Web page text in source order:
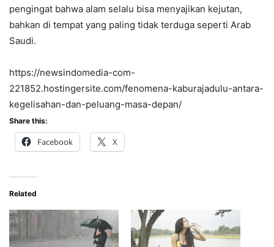
pengingat bahwa alam selalu bisa menyajikan kejutan,
bahkan di tempat yang paling tidak terduga seperti Arab
Saudi.
https://newsindomedia-com-
221852.hostingersite.com/fenomena-kaburajadulu-antara-
kegelisahan-dan-peluang-masa-depan/
Share this:
Facebook X
Related